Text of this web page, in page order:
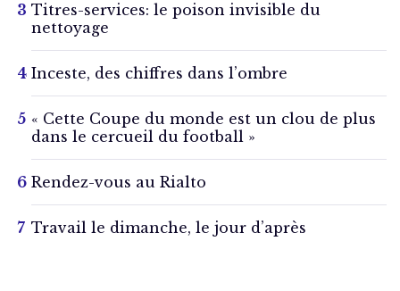
Titres-services: le poison invisible du
nettoyage
Inceste, des chiffres dans l’ombre
« Cette Coupe du monde est un clou de plus
dans le cercueil du football »
Rendez-vous au Rialto
Travail le dimanche, le jour d’après